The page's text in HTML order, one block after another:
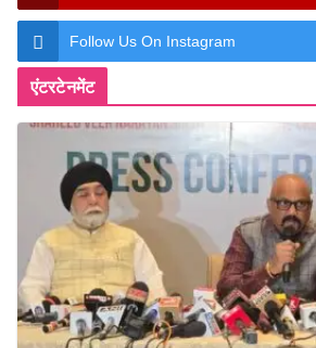
Follow Us On Instagram
एंटरटेनमेंट